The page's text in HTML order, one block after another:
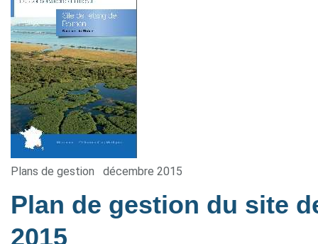
Plans de gestion décembre 2015
Plan de gestion du site
2015